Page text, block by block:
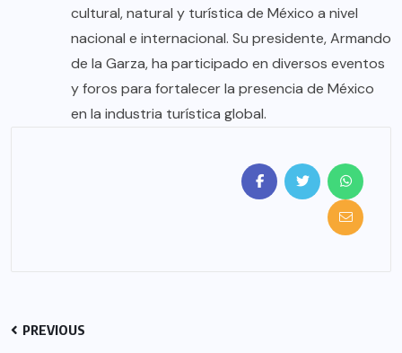
cultural, natural y turística de México a nivel
nacional e internacional. Su presidente, Armando
de la Garza, ha participado en diversos eventos
y foros para fortalecer la presencia de México
en la industria turística global.
PREVIOUS